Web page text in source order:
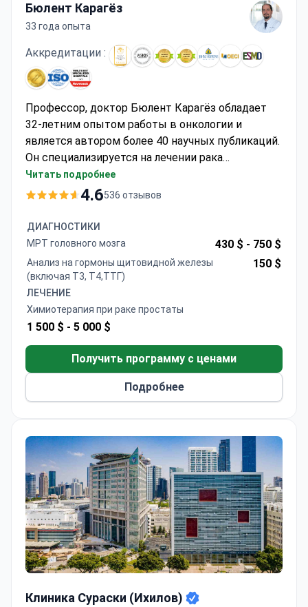
Бюлент Карагёз
33 года опыта
Аккредитации :
Профессор, доктор Бюлент Карагёз обладает
32-летним опытом работы в онкологии и
является автором более 40 научных публикаций.
Он специализируется на лечении рака
предстательной железы в Медицинском центре
Анадолу, аффилированном с госпиталем Джонса
500–7 500 $, что включает диагностику,
консилиум врачей и амбулаторное наблюдение.
Клиника, аккредитованная JCI, предлагает ПСМА
ПЭТ-КТ и NGS-анализ для точного планирования
лечения. Профессор Карагёз работает в составе
мультидисциплинарных команд как
клинический онколог, специализируясь на
Читать подробнее
4.6536 отзывов
ДИАГНОСТИКИ
МРТ головного мозга
430 $ - 750 $
Анализ на гормоны щитовидной железы
(включая Т3, Т4,ТТГ)
150 $
ЛЕЧЕНИЕ
Химиотерапия при раке простаты
1 500 $ - 5 000 $
Получить программу с ценами
Подробнее
Клиника Сураски (Ихилов)